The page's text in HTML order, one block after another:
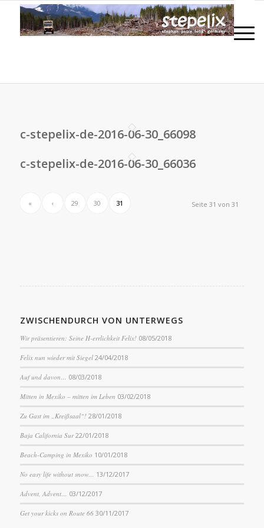
c-stepelix-de-2016-06-30_66098
c-stepelix-de-2016-06-30_66036
Seite 31 von 31
« ‹ 29 30 31
ZWISCHENDURCH VON UNTERWEGS
Wir präsentieren: Seine H-errlichkeit Felix! 08/05/2018
Felix nun wieder mit Siegel 24/04/2018
Auf und davon… 08/03/2018
Mitten in Mexiko – mitten im Leben 03/02/2018
Zu Gast im „Kreißsaal“! 28/01/2018
Baja California Sur 22/01/2018
Beach-Camping in Mexiko 10/01/2018
No easy life without snow… 13/12/2017
Advent, Advent… 03/12/2017
Get your kicks on Route 66 30/11/2017